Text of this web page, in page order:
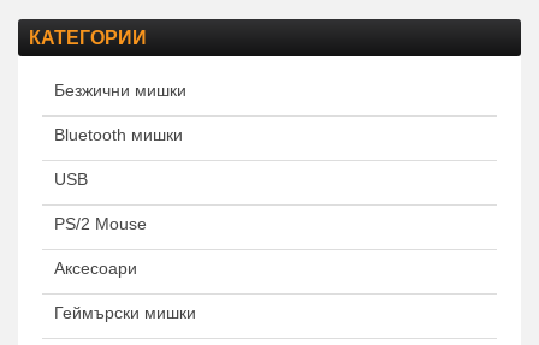
КАТЕГОРИИ
Безжични мишки
Bluetooth мишки
USB
PS/2 Mouse
Аксесоари
Геймърски мишки